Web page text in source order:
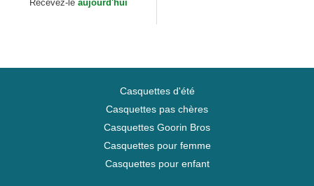
Recevez-le aujourd'hui
Casquettes d'été
Casquettes pas chères
Casquettes Goorin Bros
Casquettes pour femme
Casquettes pour enfant